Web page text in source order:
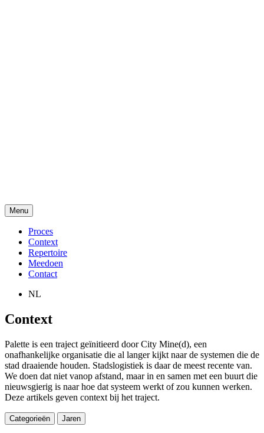
Menu
Proces
Context
Repertoire
Meedoen
Contact
NL
Context
Palette is een traject geïnitieerd door City Mine(d), een
onafhankelijke organisatie die al langer kijkt naar de systemen die de
stad draaiende houden. Stadslogistiek is daar de meest recente van.
We doen dat niet vanop afstand, maar in en samen met een buurt die
nieuwsgierig is naar hoe dat systeem werkt of zou kunnen werken.
Deze artikels geven context bij het traject.
Categorieën Jaren